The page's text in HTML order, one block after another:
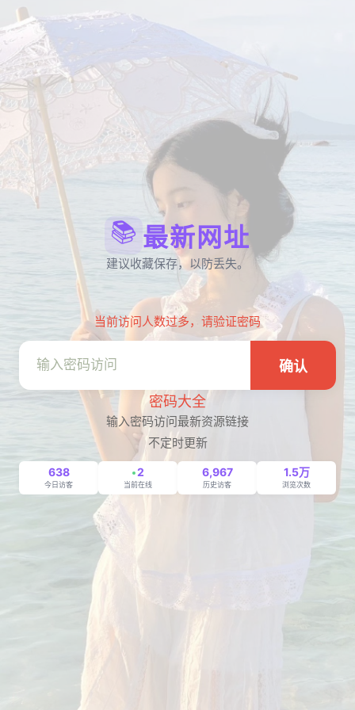
📚 最新网址
建议收藏保存，以防丢失。
当前访问人数过多，请验证密码
确认
密码大全
输入密码访问最新资源链接
不定时更新
638
今日访客
2
当前在线
6,967
历史访客
1.5万
浏览次数